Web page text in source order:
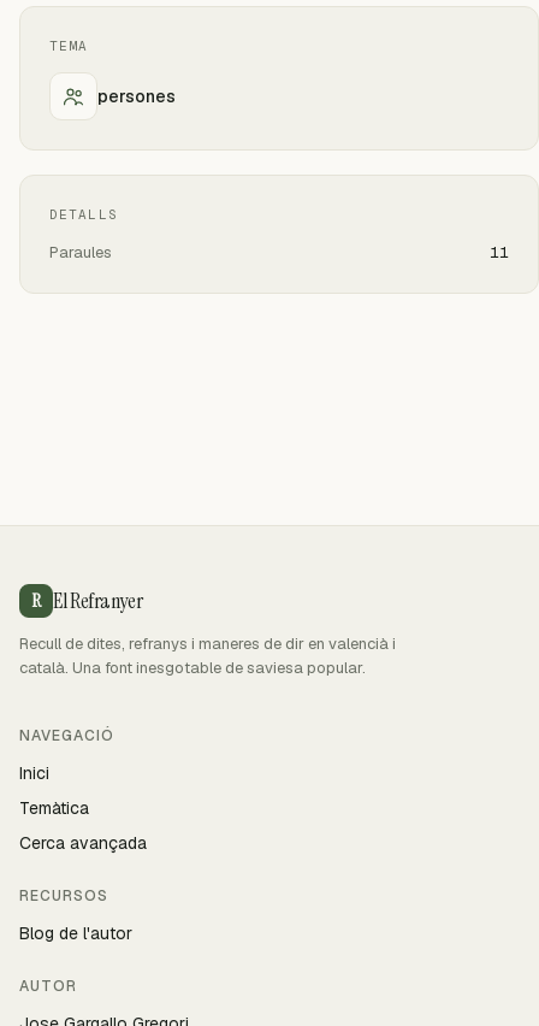
TEMA
persones
DETALLS
Paraules 11
R El Refranyer
Recull de dites, refranys i maneres de dir en valencià i
català. Una font inesgotable de saviesa popular.
NAVEGACIÓ
Inici
Temàtica
Cerca avançada
RECURSOS
Blog de l'autor
AUTOR